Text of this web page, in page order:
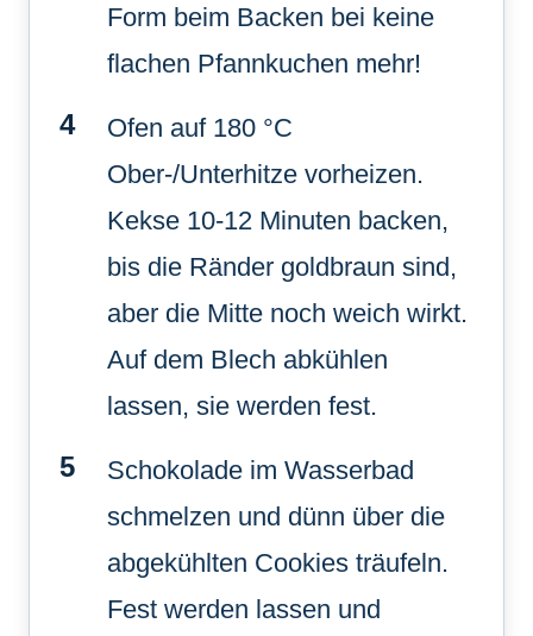
Form beim Backen bei keine
flachen Pfannkuchen mehr!
Ofen auf 180 °C
Ober-/Unterhitze vorheizen.
Kekse 10-12 Minuten backen,
bis die Ränder goldbraun sind,
aber die Mitte noch weich wirkt.
Auf dem Blech abkühlen
lassen, sie werden fest.
Schokolade im Wasserbad
schmelzen und dünn über die
abgekühlten Cookies träufeln.
Fest werden lassen und